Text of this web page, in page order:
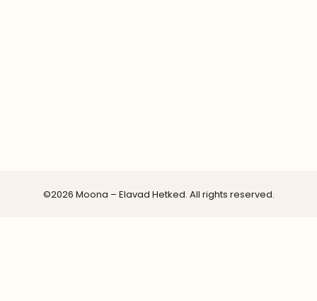
©2026 Moona – Elavad Hetked. All rights reserved.